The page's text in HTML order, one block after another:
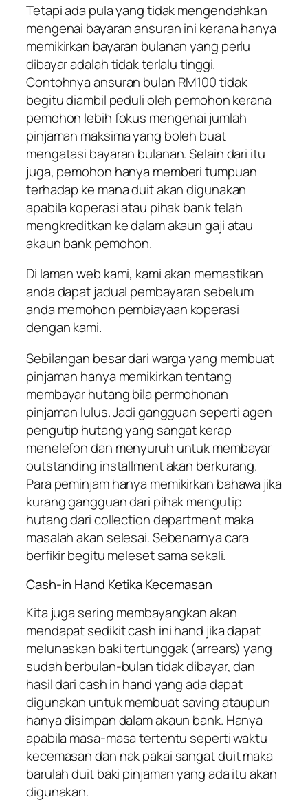
Tetapi ada pula yang tidak mengendahkan
mengenai bayaran ansuran ini kerana hanya
memikirkan bayaran bulanan yang perlu
dibayar adalah tidak terlalu tinggi.
Contohnya ansuran bulan RM100 tidak
begitu diambil peduli oleh pemohon kerana
pemohon lebih fokus mengenai jumlah
pinjaman maksima yang boleh buat
mengatasi bayaran bulanan. Selain dari itu
juga, pemohon hanya memberi tumpuan
terhadap ke mana duit akan digunakan
apabila koperasi atau pihak bank telah
mengkreditkan ke dalam akaun gaji atau
akaun bank pemohon.
Di laman web kami, kami akan memastikan
anda dapatjadual pembayaran sebelum
anda memohon pembiayaan koperasi
dengan kami.
Sebilangan besar dari warga yang membuat
pinjaman hanya memikirkan tentang
membayar hutang bila permohonan
pinjaman lulus. Jadi gangguan seperti agen
pengutip hutang yang sangat kerap
menelefon dan menyuruh untuk membayar
outstanding installment akan berkurang.
Para peminjam hanya memikirkan bahawa jika
kurang gangguan dari pihak mengutip
hutang dari collection department maka
masalah akan selesai. Sebenarnya cara
berfikir begitu meleset sama sekali.
Cash-in Hand Ketika Kecemasan
Kita juga sering membayangkan akan
mendapat sedikit cash ini hand jika dapat
melunaskan baki tertunggak (arrears) yang
sudah berbulan-bulan tidak dibayar, dan
hasil dari cash in hand yang ada dapat
digunakan untuk membuat saving ataupun
hanya disimpan dalam akaun bank. Hanya
apabila masa-masa tertentu seperti waktu
kecemasan dan nak pakai sangat duit maka
barulah duit baki pinjaman yang ada itu akan
digunakan.